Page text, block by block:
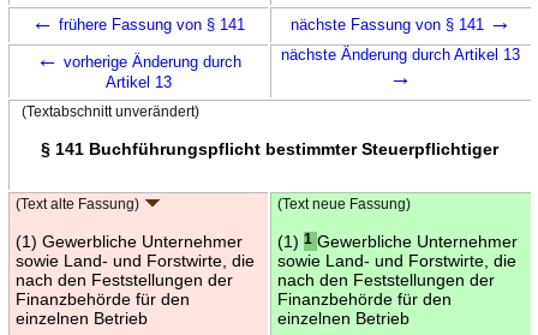
← frühere Fassung von § 141 nächste Fassung von § 141 →
← vorherige Änderung durch
Artikel 13
nächste Änderung durch Artikel 13
→
(Textabschnitt unverändert)
§ 141 Buchführungspflicht bestimmter Steuerpflichtiger
(Text alte Fassung)
(1) Gewerbliche Unternehmer
sowie Land- und Forstwirte, die
nach den Feststellungen der
Finanzbehörde für den
einzelnen Betrieb
(Text neue Fassung)
(1) 1 Gewerbliche Unternehmer
sowie Land- und Forstwirte, die
nach den Feststellungen der
Finanzbehörde für den
einzelnen Betrieb